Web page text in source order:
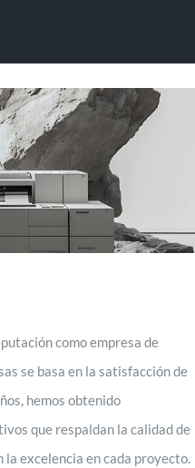
Mí
como empresa de
se basa en la satisfacción de
hemos obtenido
que respaldan la calidad de
excelencia en cada proyecto.